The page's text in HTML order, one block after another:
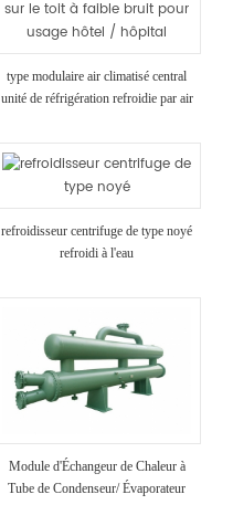
type modulaire air climatisé central
unité de réfrigération refroidie par air
hôtel / hôpital
refroidisseur centrifuge de type noyé
refroidi à l'eau
Module d'Échangeur de Chaleur à
Tube de Condenseur/ Évaporateur